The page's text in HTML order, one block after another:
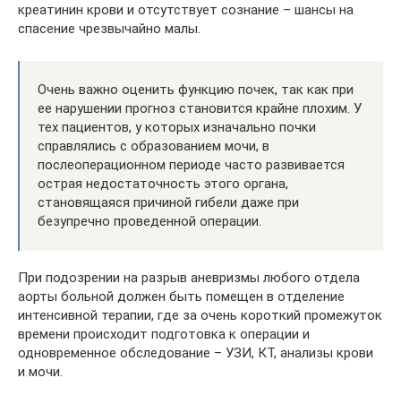
креатинин крови и отсутствует сознание – шансы на
спасение чрезвычайно малы.
Очень важно оценить функцию почек, так как при
ее нарушении прогноз становится крайне плохим. У
тех пациентов, у которых изначально почки
справлялись с образованием мочи, в
послеоперационном периоде часто развивается
острая недостаточность этого органа,
становящаяся причиной гибели даже при
безупречно проведенной операции.
При подозрении на разрыв аневризмы любого отдела
аорты больной должен быть помещен в отделение
интенсивной терапии, где за очень короткий промежуток
времени происходит подготовка к операции и
одновременное обследование – УЗИ, КТ, анализы крови
и мочи.